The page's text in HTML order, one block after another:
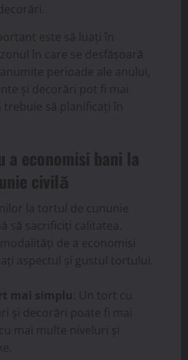
este să luați în
în care se desfășoară
perioade ale anului,
și decorări pot fi mai
trebuie să planificați în
a economisi bani la
civilă
la tortul de cununie
să sacrificiți calitatea.
de a economisi
aspectul și gustul tortului.
mai simplu : Un tort cu
și decorări poate fi mai
mai multe niveluri și